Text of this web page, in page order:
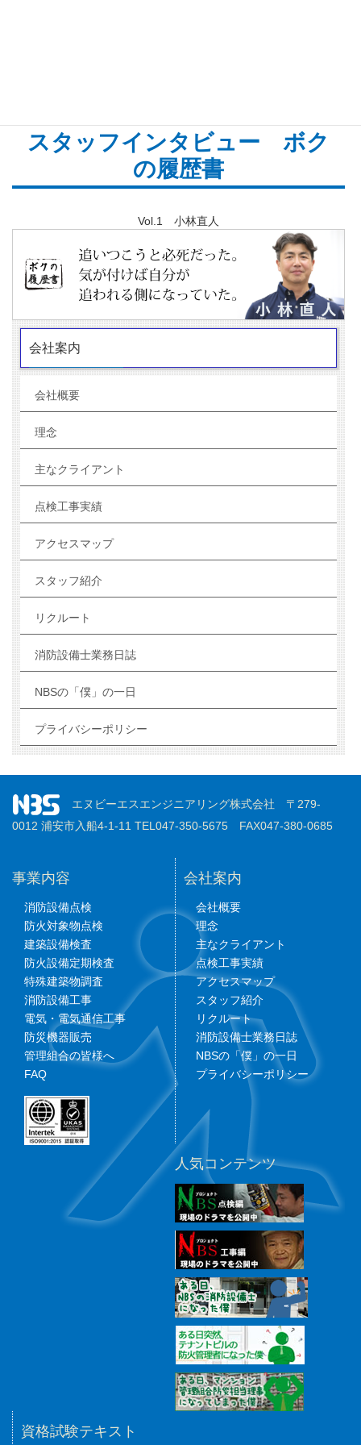
スタッフインタビュー ボク
の履歴書
Vol.1 小林直人
会社案内
会社概要
理念
主なクライアント
点検工事実績
アクセスマップ
スタッフ紹介
リクルート
消防設備士業務日誌
NBSの「僕」の一日
プライバシーポリシー
エヌビーエスエンジニアリング株式会社 〒279-
0012 浦安市入船4-1-11 TEL047-350-5675 FAX047-380-0685
事業内容
消防設備点検
防火対象物点検
建築設備検査
防火設備定期検査
特殊建築物調査
消防設備工事
電気・電気通信工事
防災機器販売
管理組合の皆様へ
FAQ
会社案内
会社概要
理念
主なクライアント
点検工事実績
アクセスマップ
スタッフ紹介
リクルート
消防設備士業務日誌
NBSの「僕」の一日
プライバシーポリシー
人気コンテンツ
資格試験テキスト